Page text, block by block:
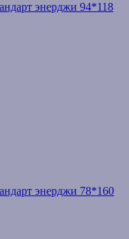
энерджи 94*118
энерджи 78*160